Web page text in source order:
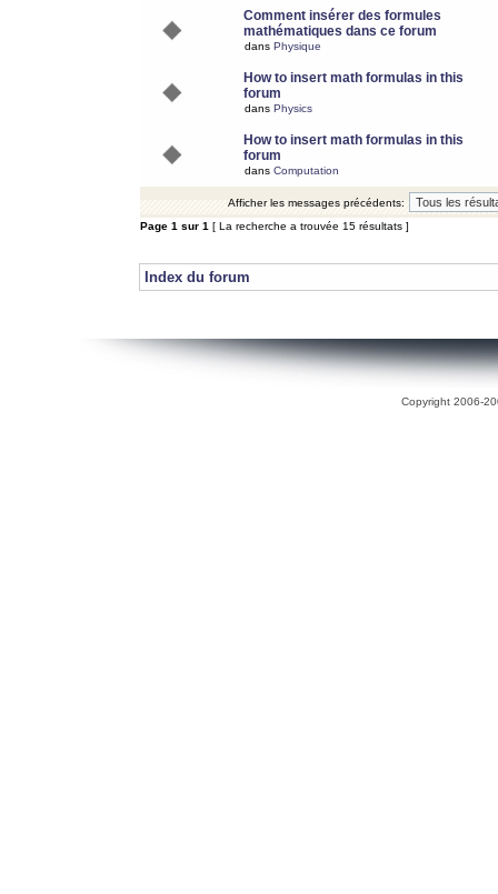
Comment insérer des formules
mathématiques dans ce forum
dans Physique
How to insert math formulas in this
forum
dans Physics
How to insert math formulas in this
forum
dans Computation
Afficher les messages précédents:
Page 1 sur 1 [ La recherche a trouvée 15 résultats ]
Index du forum
Copyright 2006-